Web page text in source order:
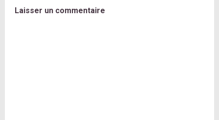
Laisser un commentaire